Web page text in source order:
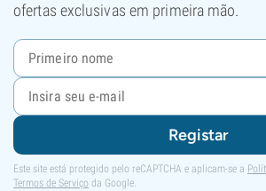
ofertas exclusivas em primeira mão.
Registar
Este site está protegido pelo reCAPTCHA e aplicam-se a
Termos de Serviço da Google.